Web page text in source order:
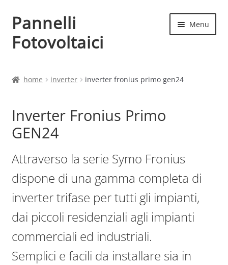
Vai
alla
navigazione
Vai
al
contenuto
Pannelli
Fotovoltaici
Menu
Checkout
Contatti
My account
Produttori
Sample Page
home inverter inverter fronius primo gen24
Inverter Fronius Primo
GEN24
Attraverso la serie Symo Fronius
dispone di una gamma completa di
inverter trifase per tutti gli impianti,
dai piccoli residenziali agli impianti
commerciali ed industriali.
Semplici e facili da installare sia in